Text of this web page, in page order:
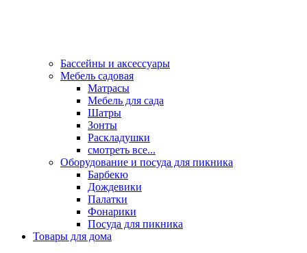
Бассейны и аксессуары
Мебель садовая
Матрасы
Мебель для сада
Шатры
Зонты
Раскладушки
смотреть все...
Оборудование и посуда для пикника
Барбекю
Дождевики
Палатки
Фонарики
Посуда для пикника
Товары для дома